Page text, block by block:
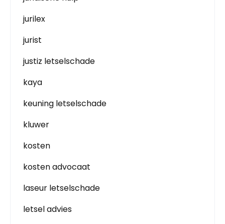
jurilex
jurist
justiz letselschade
kaya
keuning letselschade
kluwer
kosten
kosten advocaat
laseur letselschade
letsel advies